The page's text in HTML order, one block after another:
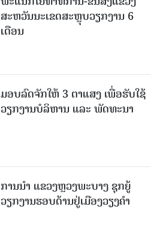
ສະຫວັນນະເຂດສະຫຼຸບວຽກງານ 6
ເດືອນ
ມອບລົດຈັກໃຫ້ 3 ຕາແສງ ເພື່ອຮັບໃຊ້
ວຽກງານບໍລິຫານ ແລະ ພັດທະນາ
ການນຳ ແຂວງຫຼວງພະບາງ ຊຸກຍູ້
ວຽກງານຮອບດ້ານຢູ່ເມືອງວຽງຄໍາ